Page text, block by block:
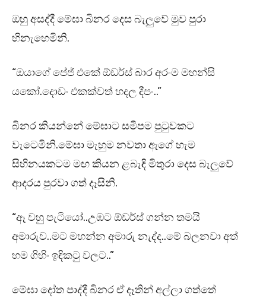
ඔහු අසද්දී මේඝා බිනර දෙස බැලුවේ මුව පුරා
හිනැහෙමිනි.
“ඔයාගේ පේජ් එකේ ඕඩර්ස් බාර අරංම මහන්සි
යකෝ.දොඩං එකක්වත් හදල දීපං..”
බිනර කියන්නේ මේඝාට සමීපම පුටුවකට
වැටෙමිනි.මේඝා මැහුම නවතා ඇගේ හැම
සිහිනයකටම මඟ කියන ළබැඳි මිතුරා දෙස බැලුවේ
ආදරය පුරවා ගත් දෑසිනි.
“ඈ වහු පැටියෝ..උඹට ඕඩර්ස් ගන්න තමයි
අමාරුව..මට මහන්න අමාරු නැද්ද..මේ බලනවා අත්
හම ගිහිං ඉඳිකටු වලට..”
මේඝා දෝත පාද්දී බිනර ඒ දෑතින් අල්ලා ගත්තේ